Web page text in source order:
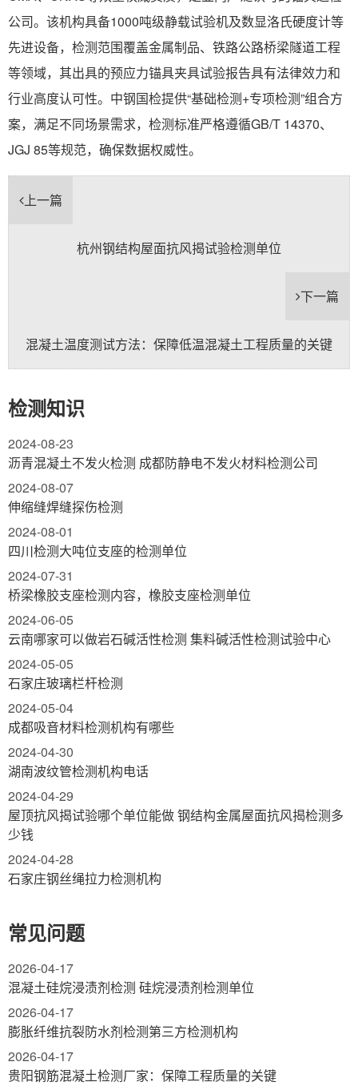
公司。该机构具备1000吨级静载试验机及数显洛氏硬度计等
先进设备，检测范围覆盖金属制品、铁路公路桥梁隧道工程
等领域，其出具的预应力锚具夹具试验报告具有法律效力和
行业高度认可性。中钢国检提供“基础检测+专项检测”组合方
案，满足不同场景需求，检测标准严格遵循GB/T 14370、
JGJ 85等规范，确保数据权威性。
上一篇
杭州钢结构屋面抗风揭试验检测单位
下一篇
混凝土温度测试方法：保障低温混凝土工程质量的关键
检测知识
2024-08-23
沥青混凝土不发火检测 成都防静电不发火材料检测公司
2024-08-07
伸缩缝焊缝探伤检测
2024-08-01
四川检测大吨位支座的检测单位
2024-07-31
桥梁橡胶支座检测内容，橡胶支座检测单位
2024-06-05
云南哪家可以做岩石碱活性检测 集料碱活性检测试验中心
2024-05-05
石家庄玻璃栏杆检测
2024-05-04
成都吸音材料检测机构有哪些
2024-04-30
湖南波纹管检测机构电话
2024-04-29
屋顶抗风揭试验哪个单位能做 钢结构金属屋面抗风揭检测多
少钱
2024-04-28
石家庄钢丝绳拉力检测机构
常见问题
2026-04-17
混凝土硅烷浸渍剂检测 硅烷浸渍剂检测单位
2026-04-17
膨胀纤维抗裂防水剂检测第三方检测机构
2026-04-17
贵阳钢筋混凝土检测厂家：保障工程质量的关键